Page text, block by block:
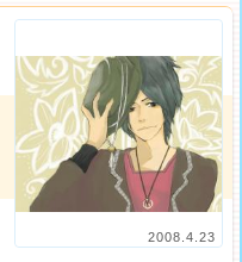
2008.4.23